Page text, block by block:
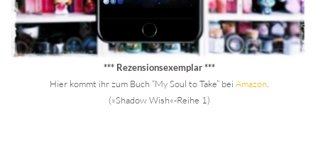
*** Rezensionsexemplar ***
Hier kommt ihr zum Buch “My Soul to Take” bei Amazon.
(»Shadow Wish«-Reihe 1)